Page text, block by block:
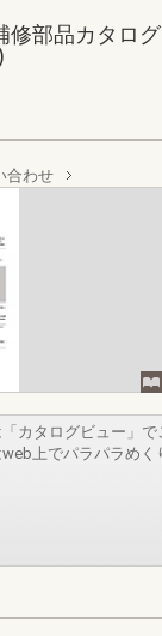
修部品カタロ
合わせ
カタログビュー」
上でパラパラめく